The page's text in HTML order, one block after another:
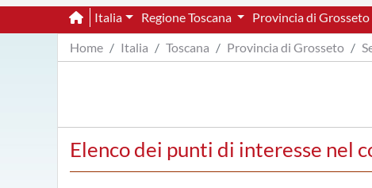
Italia Regione Toscana Provincia di Grosseto
Home
Italia Toscana Provincia di Grosseto
Elenco dei punti di interesse nel